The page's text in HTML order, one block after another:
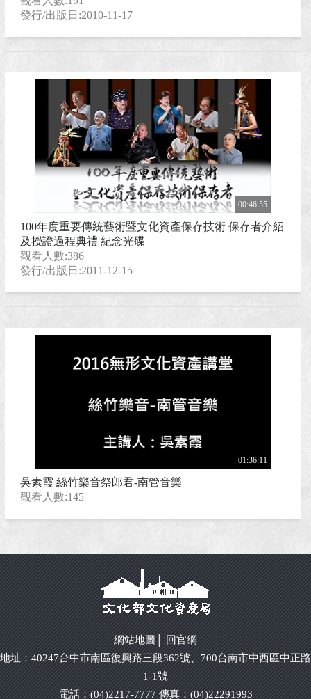
發行/出版日:2010-11-17
00:46:55
100年度重要傳統藝術暨文化資產保存技術 保存者介紹
及授證過程典禮 紀念光碟
觀看人數:386
發行/出版日:2011-12-15
01:36:11
吳素霞 絲竹樂音祭郎君-南管音樂
觀看人數:145
網站地圖│回官網
地址：40247台中市南區復興路三段362號、700台南市中西區中正路
1-1號
電話：(04)2217-7777 傳真：(04)22291993